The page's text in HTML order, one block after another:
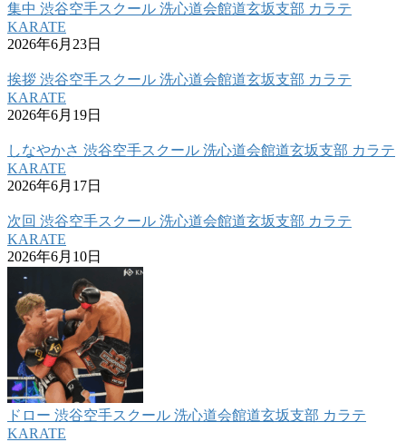
集中 渋谷空手スクール 洗心道会館道玄坂支部 カラテ
KARATE
2026年6月23日
挨拶 渋谷空手スクール 洗心道会館道玄坂支部 カラテ
KARATE
2026年6月19日
しなやかさ 渋谷空手スクール 洗心道会館道玄坂支部 カラテ
KARATE
2026年6月17日
次回 渋谷空手スクール 洗心道会館道玄坂支部 カラテ
KARATE
2026年6月10日
ドロー 渋谷空手スクール 洗心道会館道玄坂支部 カラテ
KARATE